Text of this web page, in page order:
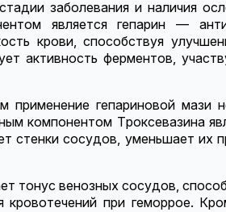
заболевания и наличия
является гепарин —
крови, способствуя
активность ферментов,
гепариновой мази
компонентом Троксевазина
стенки сосудов, уменьшает их
тонус венозных сосудов,
при геморрое.